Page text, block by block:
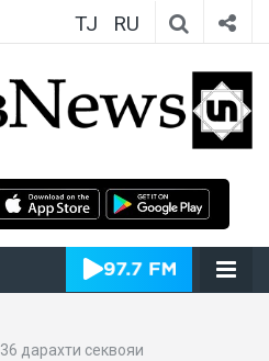
TJ RU
ИмрӯзNews
дарахти секвояи